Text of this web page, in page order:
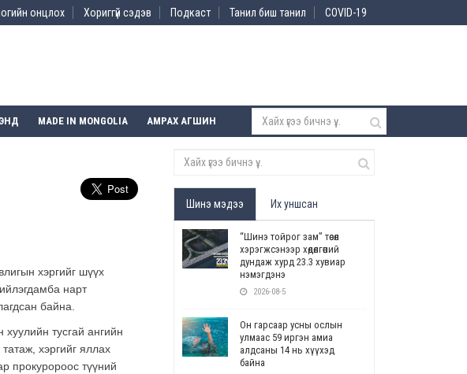
онцлох Хориггүй сэдэв Подкаст Танил биш танил COVID-19
MADE IN MONGOLIA АМРАХ АГШИН
хэргийг шүүх
нарт
байна.
тусгай ангийн
хэргийг яллах
прокуророос түүний
Шинэ мэдээ Их уншсан
“Шинэ тойрог зам” төсөл
хэрэгжсэнээр хөдөлгөөний
дундаж хурд 23.3 хувиар
нэмэгдэнэ
2026-08-5
Он гарсаар усны ослын
улмаас 59 иргэн амиа
алдсаны 14 нь хүүхэд
байна